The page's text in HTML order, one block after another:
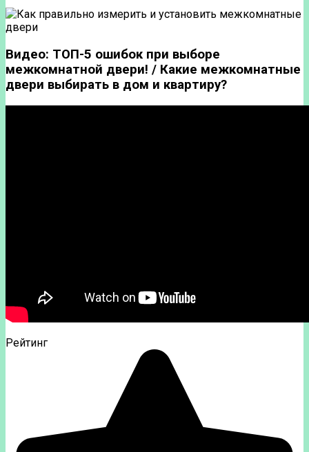
Видео: ТОП-5 ошибок при выборе
межкомнатной двери! / Какие межкомнатные
двери выбирать в дом и квартиру?
Рейтинг